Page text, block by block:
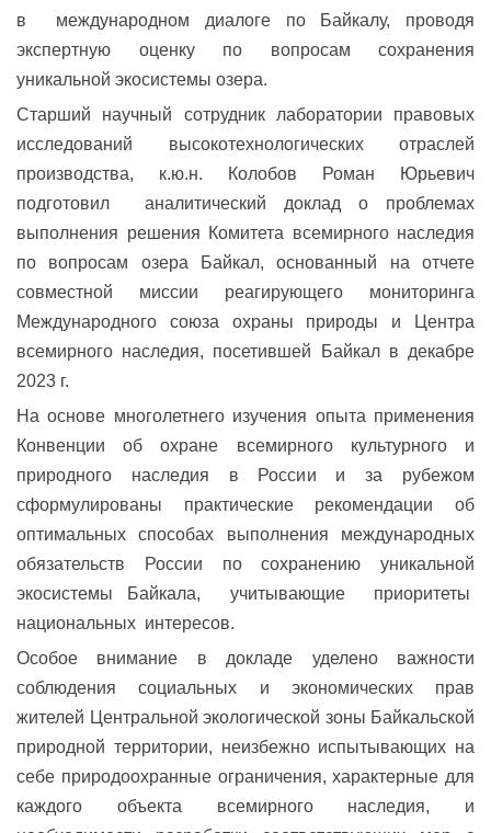
в международном диалоге по Байкалу, проводя
экспертную оценку по вопросам сохранения
уникальной экосистемы озера.
Старший научный сотрудник лаборатории правовых
исследований высокотехнологических отраслей
производства, к.ю.н. Колобов Роман Юрьевич
подготовил аналитический доклад о проблемах
выполнения решения Комитета всемирного наследия
по вопросам озера Байкал, основанный на отчете
совместной миссии реагирующего мониторинга
Международного союза охраны природы и Центра
всемирного наследия, посетившей Байкал в декабре
2023 г.
На основе многолетнего изучения опыта применения
Конвенции об охране всемирного культурного и
природного наследия в России и за рубежом
сформулированы практические рекомендации об
оптимальных способах выполнения международных
обязательств России по сохранению уникальной
экосистемы Байкала, учитывающие приоритеты
национальных интересов.
Особое внимание в докладе уделено важности
соблюдения социальных и экономических прав
жителей Центральной экологической зоны Байкальской
природной территории, неизбежно испытывающих на
себе природоохранные ограничения, характерные для
каждого объекта всемирного наследия, и